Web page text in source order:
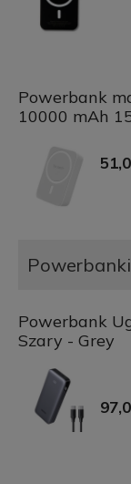
Powerbank
10000 mAh
Powerbanki
Powerbank
Szary - Grey